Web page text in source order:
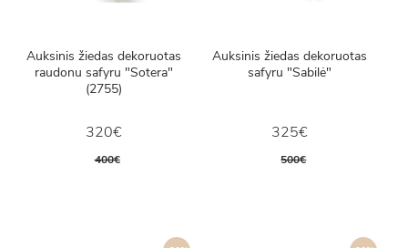
Auksinis žiedas dekoruotas
raudonu safyru "Sotera"
(2755)
320€
400€
Auksinis žiedas dekoruotas
safyru "Sabilė"
325€
500€